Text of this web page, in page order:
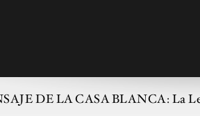
DE LA CASA BLANCA: La